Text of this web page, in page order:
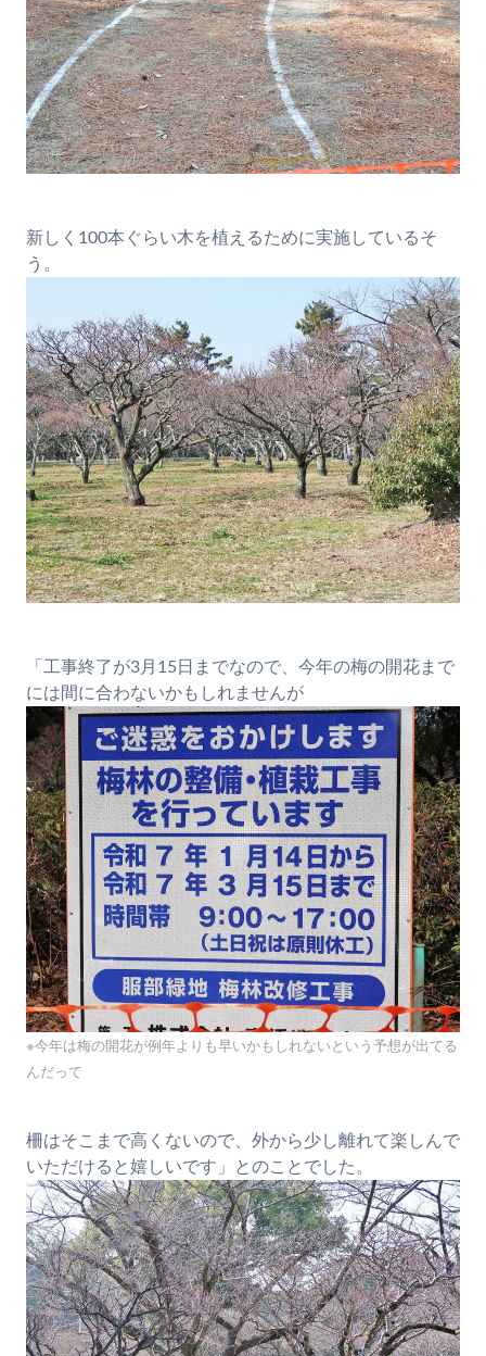
新しく100本ぐらい木を植えるために実施しているそ
う。
「工事終了が3月15日までなので、今年の梅の開花まで
には間に合わないかもしれませんが
※今年は梅の開花が例年よりも早いかもしれないという予想が出てる
んだって
柵はそこまで高くないので、外から少し離れて楽しんで
いただけると嬉しいです」とのことでした。